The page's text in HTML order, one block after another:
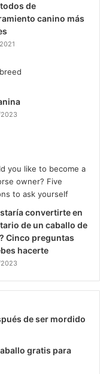
de
canino más
convertirte en
de un caballo de
Cinco preguntas
hacerte
de ser mordido
gratis para